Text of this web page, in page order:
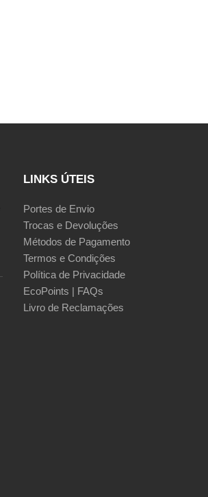
LINKS ÚTEIS
Portes de Envio
Trocas e Devoluções
Métodos de Pagamento
Termos e Condições
Política de Privacidade
EcoPoints | FAQs
Livro de Reclamações